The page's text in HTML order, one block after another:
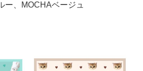
ー、MOCHAベージュ